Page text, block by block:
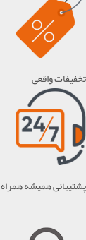
تخفیفات واقعی
پشتیبانی همیشه همراه